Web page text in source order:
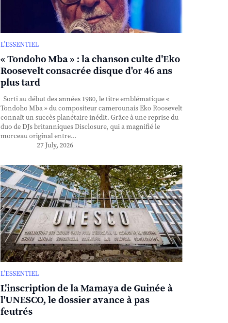
L’ESSENTIEL
« Tondoho Mba » : la chanson culte d'Eko
Roosevelt consacrée disque d'or 46 ans
plus tard
Sorti au début des années 1980, le titre emblématique «
Tondoho Mba » du compositeur camerounais Eko Roosevelt
connaît un succès planétaire inédit. Grâce à une reprise du
duo de DJs britanniques Disclosure, qui a magnifié le
morceau original entre...
27 July, 2026
L’ESSENTIEL
L'inscription de la Mamaya de Guinée à
l'UNESCO, le dossier avance à pas
feutrés